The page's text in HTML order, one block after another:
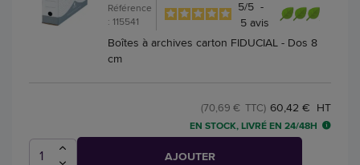
Référence
: 115541
5/5 -
5 avis
Boîtes à archives carton FIDUCIAL - Dos 8
cm
60,42 € HT
(70,69 € TTC)
EN STOCK, LIVRÉ EN 24/48H
AJOUTER